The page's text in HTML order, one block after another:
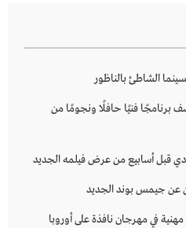
الشاطئ بالناظور
صيف الأوداية 2026 يكشف برنامجًا فنيًا حافلًا ونجومًا من
قبل أسابيع من عرض فيلمه الجديد
عن جيمس بوند الجديد